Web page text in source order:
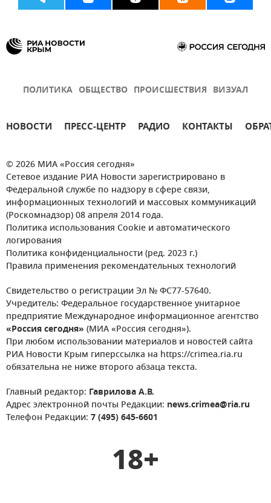
ПОЛИТИКА ОБЩЕСТВО ПРОИСШЕСТВИЯ ВИЗУАЛ
НОВОСТИ ПРЕСС-ЦЕНТР РАДИО КОНТАКТЫ
© 2026 МИА «Россия сегодня»
Сетевое издание РИА Новости зарегистрировано в
Федеральной службе по надзору в сфере связи,
информационных технологий и массовых коммуникаций
(Роскомнадзор) 08 апреля 2014 года.
Политика использования Cookie и автоматического
логирования
Политика конфиденциальности (ред. 2023 г.)
Правила применения рекомендательных технологий
Свидетельство о регистрации Эл № ФС77-57640.
Учредитель: Федеральное государственное унитарное
предприятие Международное информационное агентство
«Россия сегодня» (МИА «Россия сегодня»).
При любом использовании материалов и новостей сайта
РИА Новости Крым гиперссылка на https://crimea.ria.ru
обязательна не ниже второго абзаца текста.
Главный редактор: Гаврилова А.В.
Адрес электронной почты Редакции: news.crimea@ria.ru
Телефон Редакции: 7 (495) 645-6601
18+